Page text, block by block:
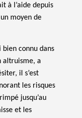
à l’aide depuis
moyen de
bien connu dans
altruisme, a
il s’est
les risques
jusqu’au
et les